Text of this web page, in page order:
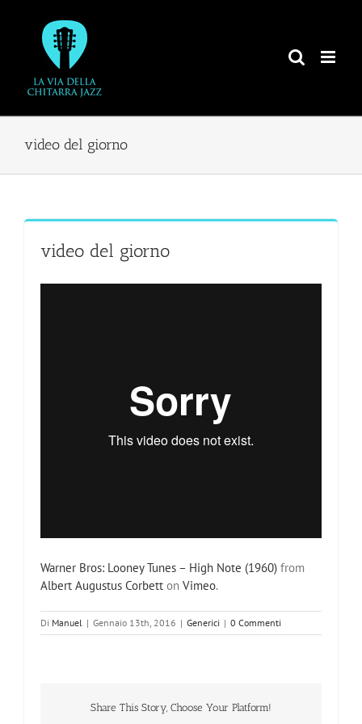
contenuto
video del giorno
video del giorno
Warner Bros: Looney Tunes – High Note (1960) from
Albert Augustus Corbett on Vimeo.
Di Manuel | Gennaio 13th, 2016 | Generici | 0 Commenti
Share This Story, Choose Your Platform!